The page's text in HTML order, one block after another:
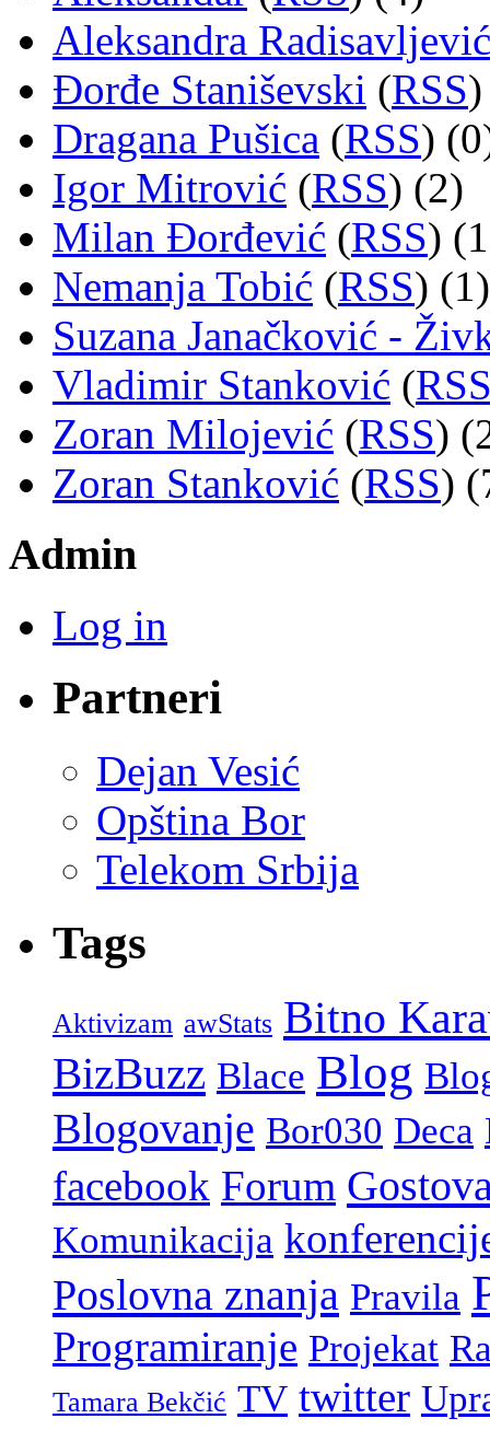
Aleksandra Radisavljević
Đorđe Staniševski (RSS
Dragana Pušica (RSS)
Igor Mitrović (RSS) (2)
Milan Đorđević (RSS)
Nemanja Tobić (RSS) (1)
Suzana Janačković -
Vladimir Stanković (
Zoran Milojević (RSS)
Zoran Stanković (RSS)
Admin
Log in
Partneri
Dejan Vesić
Opština Bor
Telekom Srbija
Tags
Aktivizam awStats Bitno
BizBuzz Blace Blog
Blogovanje Bor030 Deca
facebook Forum
Komunikacija
Poslovna znanja Pravila
Programiranje Projekat
Tamara Bekčić TV twitter